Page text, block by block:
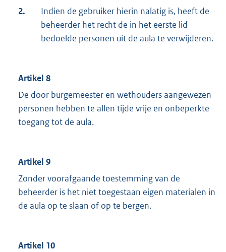
2.
Indien de gebruiker hierin nalatig is, heeft de
beheerder het recht de in het eerste lid
bedoelde personen uit de aula te verwijderen.
Artikel 8
De door burgemeester en wethouders aangewezen
personen hebben te allen tijde vrije en onbeperkte
toegang tot de aula.
Artikel 9
Zonder voorafgaande toestemming van de
beheerder is het niet toegestaan eigen materialen in
de aula op te slaan of op te bergen.
Artikel 10